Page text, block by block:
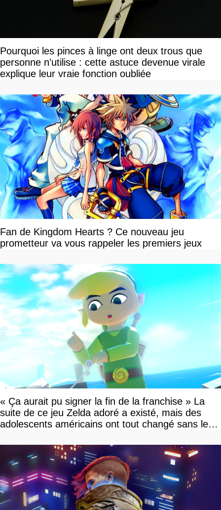
Pourquoi les pinces à linge ont deux trous que
personne n'utilise : cette astuce devenue virale
explique leur vraie fonction oubliée
Fan de Kingdom Hearts ? Ce nouveau jeu
prometteur va vous rappeler les premiers jeux
« Ça aurait pu signer la fin de la franchise » La
suite de ce jeu Zelda adoré a existé, mais des
adolescents américains ont tout changé sans le